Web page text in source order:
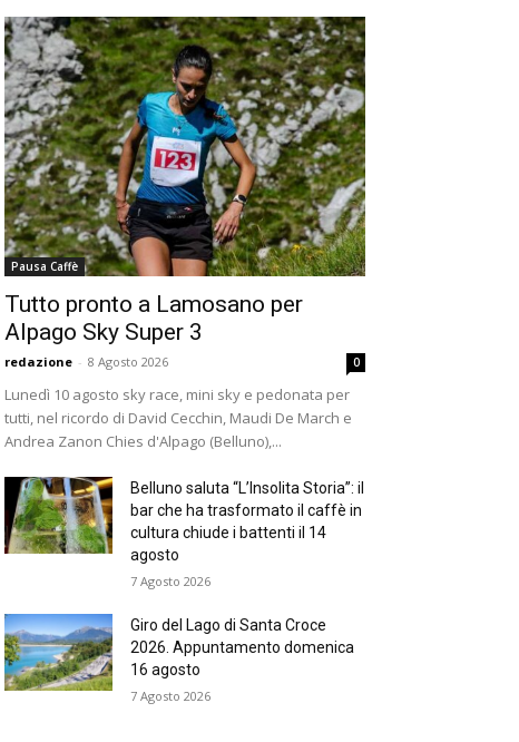
Pausa Caffè
Tutto pronto a Lamosano per
Alpago Sky Super 3
redazione - 8 Agosto 2026 0
Lunedì 10 agosto sky race, mini sky e pedonata per
tutti, nel ricordo di David Cecchin, Maudi De March e
Andrea Zanon Chies d'Alpago (Belluno),...
Belluno saluta “L’Insolita Storia”: il
bar che ha trasformato il caffè in
cultura chiude i battenti il 14
agosto
7 Agosto 2026
Giro del Lago di Santa Croce
2026. Appuntamento domenica
16 agosto
7 Agosto 2026